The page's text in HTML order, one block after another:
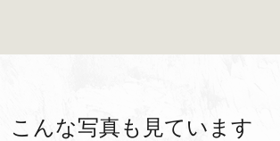
こんな写真も見ています